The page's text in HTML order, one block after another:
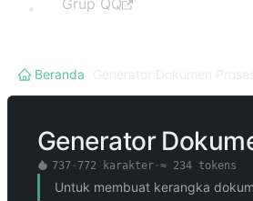
Grup QQ
Beranda
Generator
737· 772 karakter· ≈ 234tokens
Untuk membuat kerangka